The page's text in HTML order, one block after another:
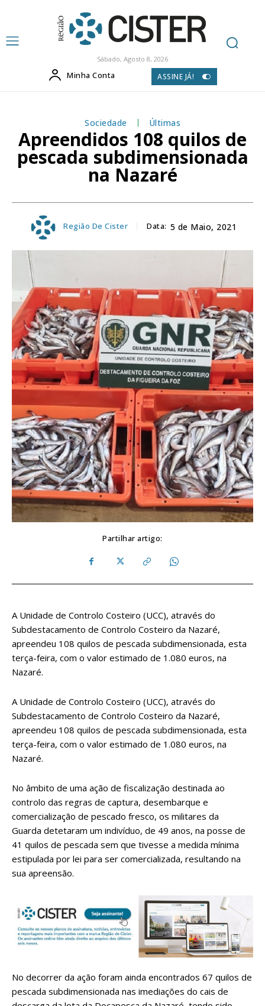
Sábado, Agosto 8, 2026
Minha Conta ASSINE JÁ!
Sociedade Últimas
Apreendidos 108 quilos de
pescada subdimensionada
na Nazaré
Região De Cister Data: 5 de Maio, 2021
Partilhar artigo:
A Unidade de Controlo Costeiro (UCC), através do
Subdestacamento de Controlo Costeiro da Nazaré,
apreendeu 108 quilos de pescada subdimensionada, esta
terça-feira, com o valor estimado de 1.080 euros, na
Nazaré.
A Unidade de Controlo Costeiro (UCC), através do
Subdestacamento de Controlo Costeiro da Nazaré,
apreendeu 108 quilos de pescada subdimensionada, esta
terça-feira, com o valor estimado de 1.080 euros, na
Nazaré.
No âmbito de uma ação de fiscalização destinada ao
controlo das regras de captura, desembarque e
comercialização de pescado fresco, os militares da
Guarda detetaram um indivíduo, de 49 anos, na posse de
41 quilos de pescada sem que tivesse a medida mínima
estipulada por lei para ser comercializada, resultando na
sua apreensão.
No decorrer da ação foram ainda encontrados 67 quilos de
pescada subdimensionada nas imediações do cais de